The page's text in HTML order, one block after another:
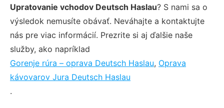
Upratovanie vchodov Deutsch Haslau? S nami sa o
výsledok nemusíte obávať. Neváhajte a kontaktujte
nás pre viac informácií. Prezrite si aj ďalšie naše
služby, ako napríklad
Gorenje rúra – oprava Deutsch Haslau, Oprava
kávovarov Jura Deutsch Haslau
.